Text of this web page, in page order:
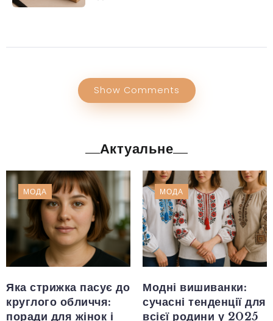
Show Comments
Актуальне
МОДА
Яка стрижка пасує до
круглого обличчя:
поради для жінок і
МОДА
Модні вишиванки:
сучасні тенденції для
всієї родини у 2025